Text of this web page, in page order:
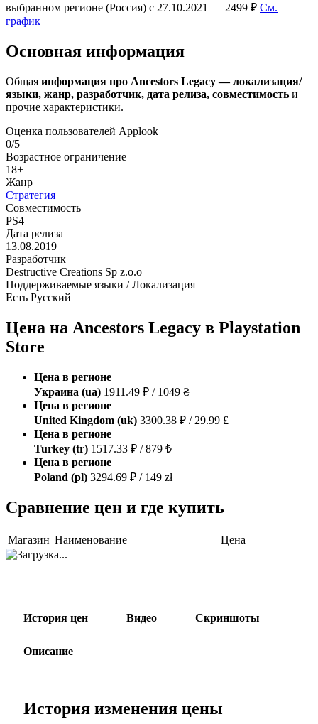
выбранном регионе (Россия) с 27.10.2021 — 2499 ₽ См.
график
Основная информация
Общая информация про Ancestors Legacy — локализация/
языки, жанр, разработчик, дата релиза, совместимость и
прочие характеристики.
Оценка пользователей Applook
0/5
Возрастное ограничение
18+
Жанр
Стратегия
Совместимость
PS4
Дата релиза
13.08.2019
Разработчик
Destructive Creations Sp z.o.o
Поддерживаемые языки / Локализация
Есть Русский
Цена на Ancestors Legacy в Playstation
Store
Цена в регионе
Украина (ua) 1911.49 ₽ / 1049 ₴
Цена в регионе
United Kingdom (uk) 3300.38 ₽ / 29.99 £
Цена в регионе
Turkey (tr) 1517.33 ₽ / 879 ₺
Цена в регионе
Poland (pl) 3294.69 ₽ / 149 zł
Сравнение цен и где купить
Магазин Наименование Цена
История цен Видео Скриншоты
Описание
История изменения цены